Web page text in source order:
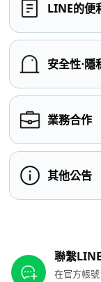
LINE的便
安全性⋅隱
業務合作
其他公告
聯繫
在官方帳